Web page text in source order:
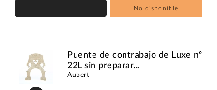
No disponible
Puente de contrabajo de Luxe nº
22L sin preparar...
Aubert